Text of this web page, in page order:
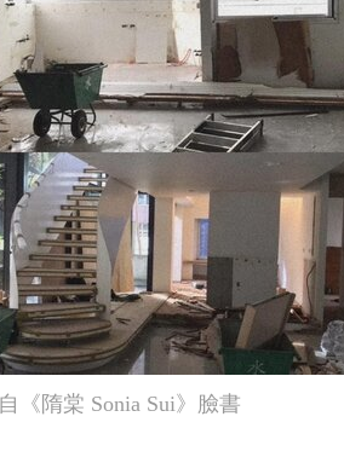
《隋棠 Sonia Sui》臉書